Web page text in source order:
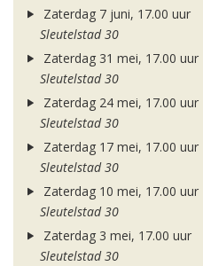
Zaterdag 7 juni, 17.00 uur
Sleutelstad 30
Zaterdag 31 mei, 17.00 uur
Sleutelstad 30
Zaterdag 24 mei, 17.00 uur
Sleutelstad 30
Zaterdag 17 mei, 17.00 uur
Sleutelstad 30
Zaterdag 10 mei, 17.00 uur
Sleutelstad 30
Zaterdag 3 mei, 17.00 uur
Sleutelstad 30